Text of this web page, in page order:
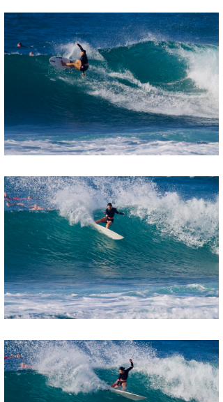
mitz
OYZ
S.K
Soulman
VAGY
waka☆=
YUKI☆
たっちー
ハンマー
まっきー
三輪予報士
上田純子
上條将美